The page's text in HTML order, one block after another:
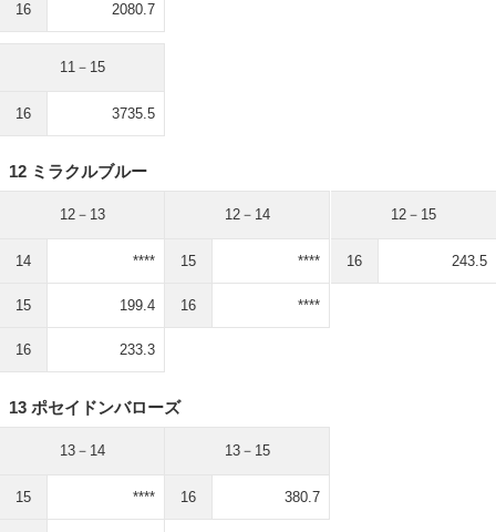
16 2080.7
11－15
16 3735.5
12 ミラクルブルー
12－13
14 ****
15 199.4
16 233.3
12－14
15 ****
16 ****
12－15
16 243.5
13 ポセイドンバローズ
13－14
15 ****
13－15
16 380.7